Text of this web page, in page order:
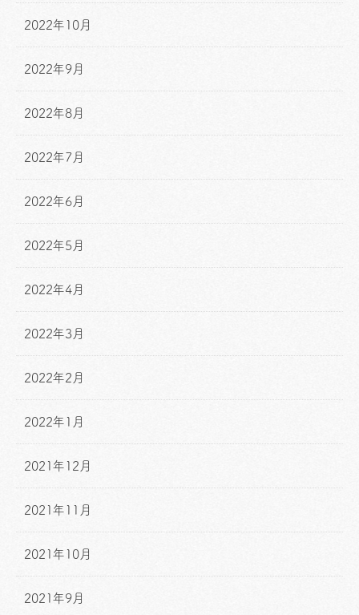
2022年10月
2022年9月
2022年8月
2022年7月
2022年6月
2022年5月
2022年4月
2022年3月
2022年2月
2022年1月
2021年12月
2021年11月
2021年10月
2021年9月